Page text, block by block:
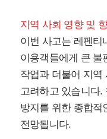
지역 사회 영향 및
이번 사고는 레펜티
이용객들에게 큰 불
작업과 더불어 지역
고려하고 있습니다.
방지를 위한 종합적
전망됩니다.